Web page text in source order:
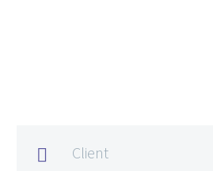
 Client